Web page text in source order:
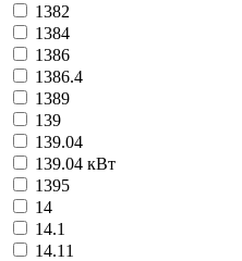
1382
1384
1386
1386.4
1389
139
139.04
139.04 кВт
1395
14
14.1
14.11